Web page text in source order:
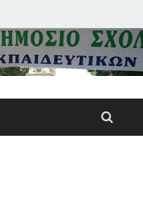
Αθηνών